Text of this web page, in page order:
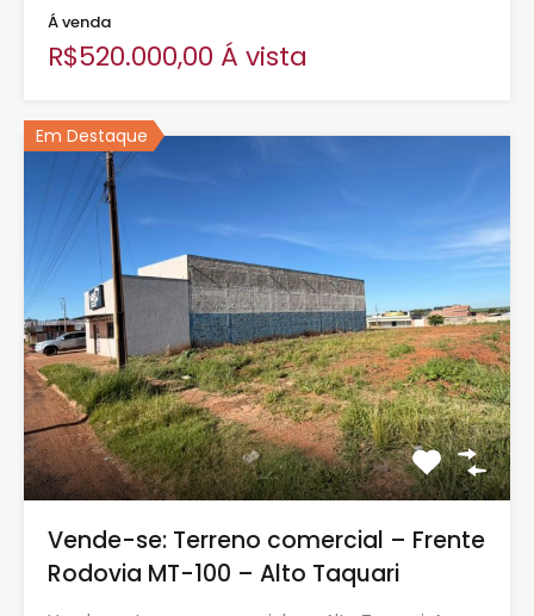
Á venda
R$520.000,00 Á vista
Em Destaque
Vende-se: Terreno comercial – Frente
Rodovia MT-100 – Alto Taquari